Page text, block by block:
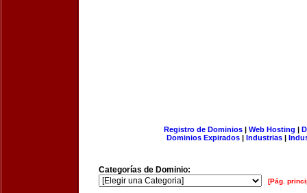
Registro de Dominios| Web Hosting |
Dominios Expirados | Industrias |
Categorías de Dominio:
[Pág.